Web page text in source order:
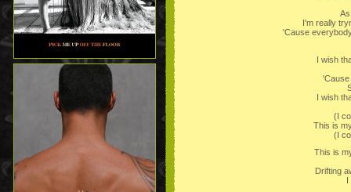
I'm really
'Cause
I wish
'Cause
I wish
(I
This is
(I
This is
Drifting